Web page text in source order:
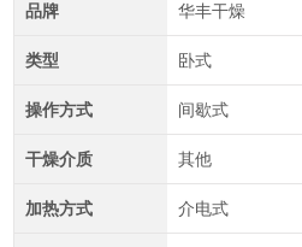
品牌 华丰干燥
类型 卧式
操作方式 间歇式
干燥介质 其他
加热方式 介电式